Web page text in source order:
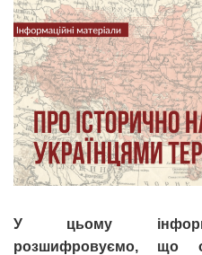
У цьому
розшифровуємо, що